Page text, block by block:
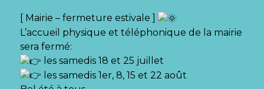
[ Mairie – fermeture estivale ]
L’accueil physique et téléphonique de la mairie
sera fermé:
les samedis 18 et 25 juillet
les samedis 1er, 8, 15 et 22 août